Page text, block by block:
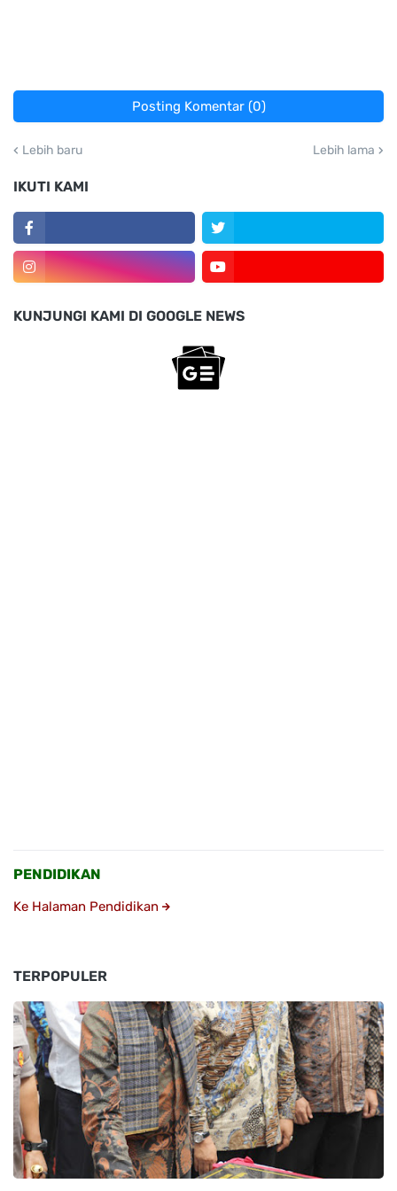
Posting Komentar (0)
Lebih baru Lebih lama
IKUTI KAMI
KUNJUNGI KAMI DI GOOGLE NEWS
PENDIDIKAN
Ke Halaman Pendidikan
TERPOPULER